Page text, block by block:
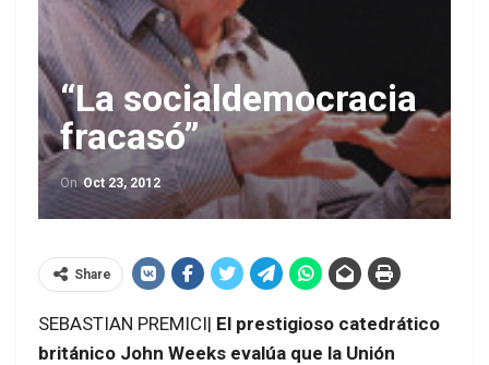
“La socialdemocracia
fracasó”
OnOct 23, 2012
Share
SEBASTIAN PREMICI| El prestigioso catedrático
británico John Weeks evalúa que la Unión